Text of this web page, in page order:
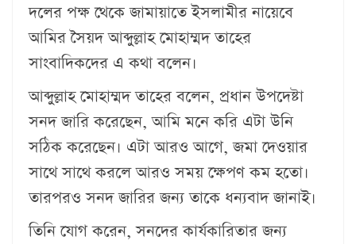
দলের পক্ষ থেকে জামায়াতে ইসলামীর নায়েবে
আমির সৈয়দ আব্দুল্লাহ মোহাম্মদ তাহের
সাংবাদিকদের এ কথা বলেন।
আব্দুল্লাহ মোহাম্মদ তাহের বলেন, প্রধান উপদেষ্টা
সনদ জারি করেছেন, আমি মনে করি এটা উনি
সঠিক করেছেন। এটা আরও আগে, জমা দেওয়ার
সাথে সাথে করলে আরও সময় ক্ষেপণ কম হতো।
তারপরও সনদ জারির জন্য তাকে ধন্যবাদ জানাই।
তিনি যোগ করেন, সনদের কার্যকারিতার জন্য